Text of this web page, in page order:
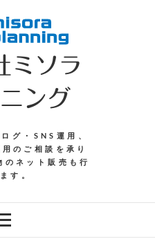
ミソラ
ング
グ・SNS運用、
のご相談を承り
のネット販売も行
す。